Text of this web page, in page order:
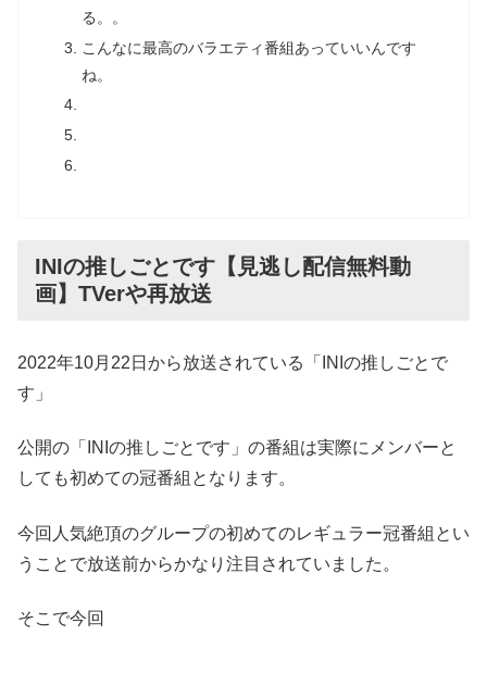
る。。
こんなに最高のバラエティ番組あっていいんです
ね。
INIの推しごとです【見逃し配信無料動
画】TVerや再放送
2022年10月22日から放送されている「INIの推しごとで
す」
公開の「INIの推しごとです」の番組は実際にメンバーと
しても初めての冠番組となります。
今回人気絶頂のグループの初めてのレギュラー冠番組とい
うことで放送前からかなり注目されていました。
そこで今回